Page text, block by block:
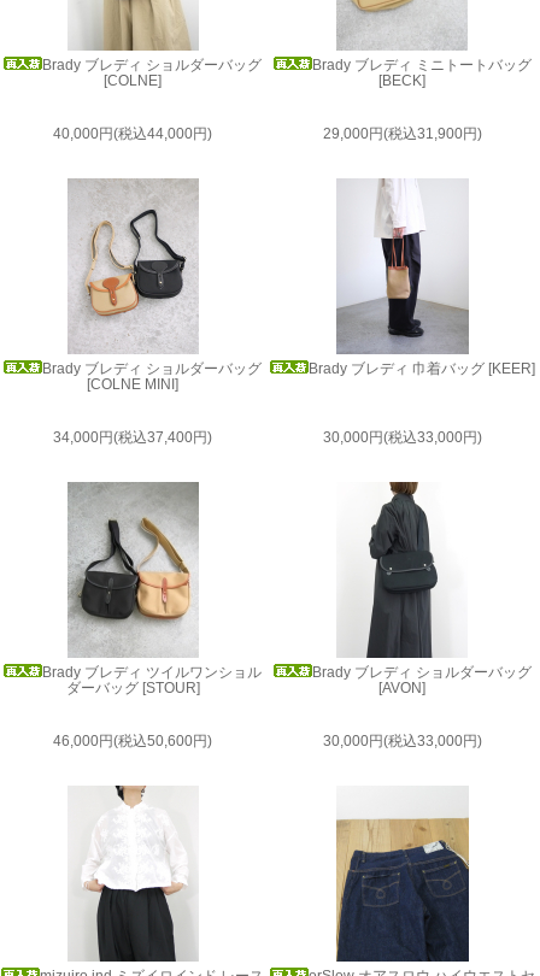
Brady ブレディ ショルダーバッグ
[COLNE]
40,000円(税込44,000円)
Brady ブレディ ミニトートバッグ
[BECK]
29,000円(税込31,900円)
Brady ブレディ ショルダーバッグ
[COLNE MINI]
34,000円(税込37,400円)
Brady ブレディ 巾着バッグ [KEER]
30,000円(税込33,000円)
Brady ブレディ ツイルワンショル
ダーバッグ [STOUR]
46,000円(税込50,600円)
Brady ブレディ ショルダーバッグ
[AVON]
30,000円(税込33,000円)